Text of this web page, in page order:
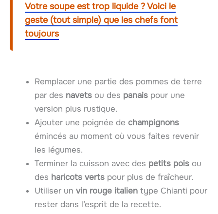
Votre soupe est trop liquide ? Voici le
geste (tout simple) que les chefs font
toujours
Remplacer une partie des pommes de terre
par des navets ou des panais pour une
version plus rustique.
Ajouter une poignée de champignons
émincés au moment où vous faites revenir
les légumes.
Terminer la cuisson avec des petits pois ou
des haricots verts pour plus de fraîcheur.
Utiliser un vin rouge italien type Chianti pour
rester dans l’esprit de la recette.